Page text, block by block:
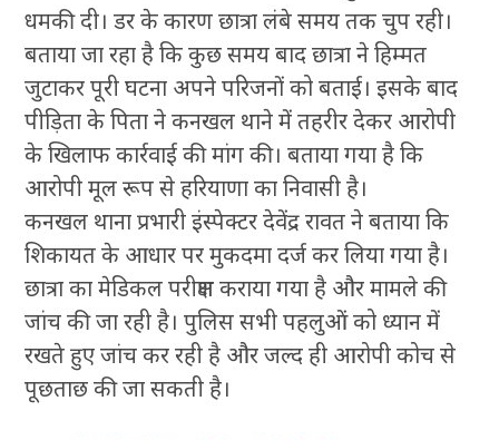
धमकी दी। डर के कारण छात्रा लंबे समय तक चुप रही।
बताया जा रहा है कि कुछ समय बाद छात्रा ने हिम्मत
जुटाकर पूरी घटना अपने परिजनों को बताई। इसके बाद
पीड़िता के पिता ने कनखल थाने में तहरीर देकर आरोपी
के खिलाफ कार्रवाई की मांग की। बताया गया है कि
आरोपी मूल रूप से हरियाणा का निवासी है।
कनखल थाना प्रभारी इंस्पेक्टर देवेंद्र रावत ने बताया कि
शिकायत के आधार पर मुकदमा दर्ज कर लिया गया है।
छात्रा का मेडिकल परीक्षण कराया गया है और मामले की
जांच की जा रही है। पुलिस सभी पहलुओं को ध्यान में
रखते हुए जांच कर रही है और जल्द ही आरोपी कोच से
पूछताछ की जा सकती है।